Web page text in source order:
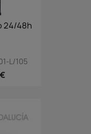
24/48h
L/105